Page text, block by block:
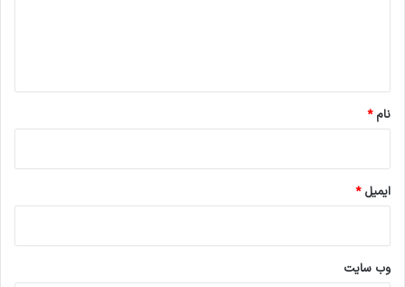
نام*
ایمیل*
وب‌ سایت